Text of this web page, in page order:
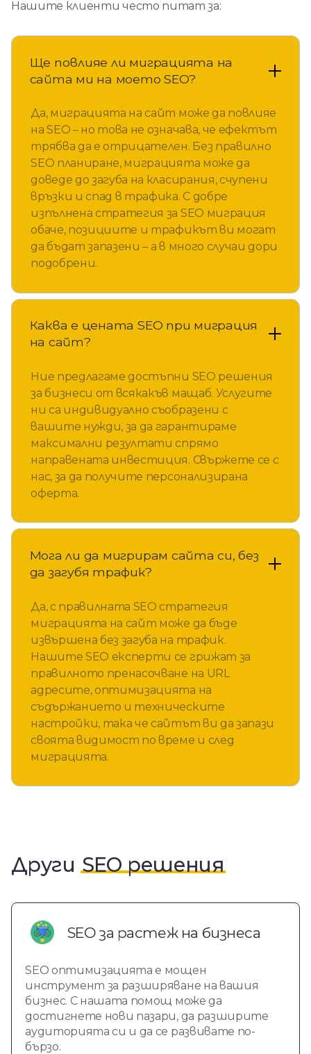
Нашите клиенти често питат за:
Ще повлияе ли миграцията на
сайта ми на моето SEO?
Да, миграцията на сайт може да повлияе
на SEO – но това не означава, че ефектът
трябва да е отрицателен. Без правилно
SEO планиране, миграцията може да
доведе до загуба на класирания, счупени
връзки и спад в трафика. С добре
изпълнена стратегия за SEO миграция
обаче, позициите и трафикът ви могат
да бъдат запазени – а в много случаи дори
подобрени.
Каква е цената SEO при миграция
на сайт?
Ние предлагаме достъпни SEO решения
за бизнеси от всякакъв мащаб. Услугите
ни са индивидуално съобразени с
вашите нужди, за да гарантираме
максимални резултати спрямо
направената инвестиция. Свържете се с
нас, за да получите персонализирана
оферта.
Мога ли да мигрирам сайта си, без
да загубя трафик?
Да, с правилната SEO стратегия
миграцията на сайт може да бъде
извършена без загуба на трафик.
Нашите SEO експерти се грижат за
правилното пренасочване на URL
адресите, оптимизацията на
съдържанието и техническите
настройки, така че сайтът ви да запази
своята видимост по време и след
миграцията.
Други SEO решения
SEO за растеж на бизнеса
SEO оптимизацията е мощен
инструмент за разширяване на вашия
бизнес. С нашата помощ може да
достигнете нови пазари, да разширите
аудиторията си и да се развивате по-
бързо.